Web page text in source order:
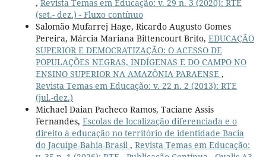
, Revista Temas em Educação: v. 29 n. 3 (2020): RTE
(set.- dez.) - Fluxo contínuo
Salomão Mufarrej Hage, Ricardo Augusto Gomes
Pereira, Márcia Mariana Bittencourt Brito, EDUCAÇÃO
SUPERIOR E DEMOCRATIZAÇÃO: O ACESSO DE
POPULAÇÕES NEGRAS, INDÍGENAS E DO CAMPO NO
ENSINO SUPERIOR NA AMAZÔNIA PARAENSE ,
Revista Temas em Educação: v. 22 n. 2 (2013): RTE
(jul.-dez.)
Michael Daian Pacheco Ramos, Taciane Assis
Fernandes, Escolas de localização diferenciada e o
direito à educação no território de identidade Bacia
do Jacuípe-Bahia-Brasil , Revista Temas em Educação: